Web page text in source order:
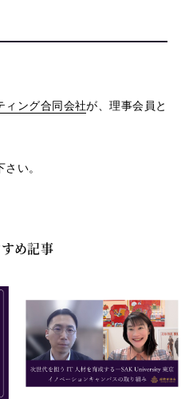
ィング合同会社が、理事会員と
い。
め記事